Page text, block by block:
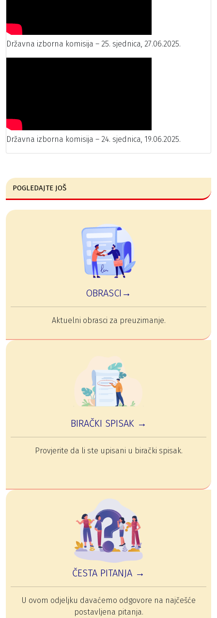
Državna izborna komisija – 25. sjednica, 27.06.2025.
Državna izborna komisija – 24. sjednica, 19.06.2025.
POGLEDAJTE JOŠ
OBRASCI→
Aktuelni obrasci za preuzimanje.
BIRAČKI SPISAK →
Provjerite da li ste upisani u birački spisak.
ČESTA PITANJA →
U ovom odjeljku davaćemo odgovore na najčešće
postavljena pitanja.